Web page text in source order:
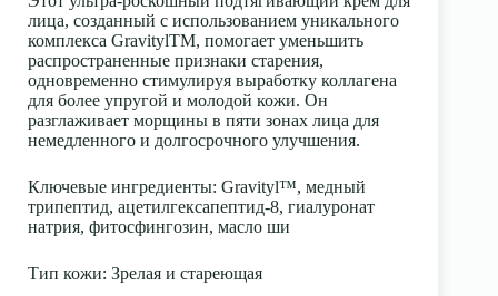
лица, созданный с использованием уникального
комплекса GravitylTM, помогает уменьшить
распространенные признаки старения,
одновременно стимулируя выработку коллагена
для более упругой и молодой кожи. Он
разглаживает морщины в пяти зонах лица для
немедленного и долгосрочного улучшения.
Ключевые ингредиенты: Gravityl™, медный
трипептид, ацетилгексапептид-8, гиалуронат
натрия, фитосфингозин, масло ши
Тип кожи: Зрелая и стареющая